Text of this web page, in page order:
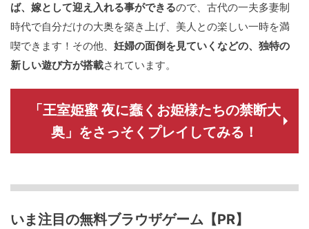
ば、嫁として迎え入れる事ができるので、古代の一夫多妻制
時代で自分だけの大奥を築き上げ、美人との楽しい一時を満
喫できます！その他、 妊婦の面倒を見ていくなどの、独特の
新しい遊び方が搭載されています。
「王室姫蜜 夜に蠢くお姫様たちの禁断大
奥」をさっそくプレイしてみる！
いま注目の無料ブラウザゲーム【PR】